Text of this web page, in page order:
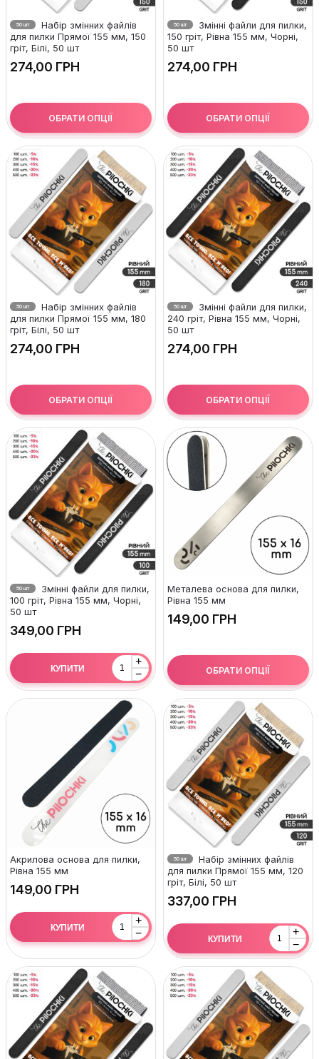
50 шт
Набір змінних файлів
для пилки Прямої 155 мм, 150
гріт, Білі, 50 шт
ГРН
ОБРАТИ ОПЦІЇ
50 шт
Змінні файли для пилки,
150 гріт, Рівна 155 мм, Чорні,
50 шт
ГРН
ОБРАТИ ОПЦІЇ
50 шт
Набір змінних файлів
для пилки Прямої 155 мм, 180
гріт, Білі, 50 шт
ГРН
ОБРАТИ ОПЦІЇ
50 шт
Змінні файли для пилки,
240 гріт, Рівна 155 мм, Чорні,
50 шт
ГРН
ОБРАТИ ОПЦІЇ
50 шт
Змінні файли для пилки,
100 гріт, Рівна 155 мм, Чорні,
50 шт
ГРН
+
−
КУПИТИ
Металева основа для пилки,
Рівна 155 мм
ГРН
ОБРАТИ ОПЦІЇ
Акрилова основа для пилки,
Рівна 155 мм
ГРН
+
−
КУПИТИ
50 шт
Набір змінних файлів
для пилки Прямої 155 мм, 120
гріт, Білі, 50 шт
ГРН
+
−
КУПИТИ